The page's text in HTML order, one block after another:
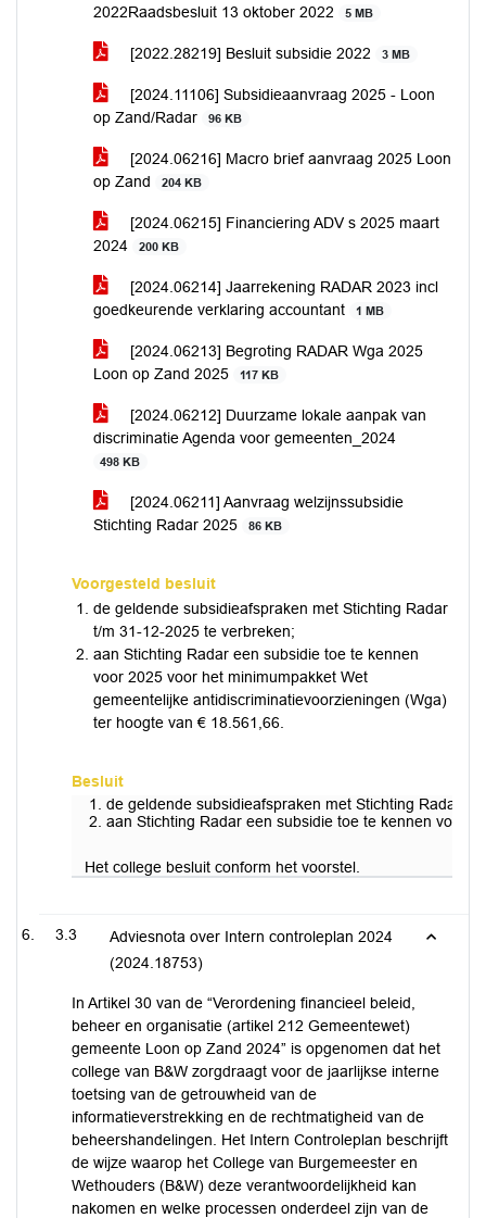
2022Raadsbesluit 13 oktober 2022
5 MB
[2022.28219] Besluit subsidie 2022 3 MB
[2024.11106] Subsidieaanvraag 2025 - Loon
op Zand/Radar
96 KB
[2024.06216] Macro brief aanvraag 2025 Loon
op Zand
204 KB
[2024.06215] Financiering ADV s 2025 maart
2024
200 KB
[2024.06214] Jaarrekening RADAR 2023 incl
goedkeurende verklaring accountant
1 MB
[2024.06213] Begroting RADAR Wga 2025
Loon op Zand 2025
117 KB
[2024.06212] Duurzame lokale aanpak van
discriminatie Agenda voor gemeenten_2024
498 KB
[2024.06211] Aanvraag welzijnssubsidie
Stichting Radar 2025
86 KB
Voorgesteld besluit
de geldende subsidieafspraken met Stichting Radar
t/m 31-12-2025 te verbreken;
aan Stichting Radar een subsidie toe te kennen
voor 2025 voor het minimumpakket Wet
gemeentelijke antidiscriminatievoorzieningen (Wga)
ter hoogte van € 18.561,66.
Besluit
de geldende subsidieafspraken met Stichting Radar t/
aan Stichting Radar een subsidie toe te kennen voor
Het college besluit conform het voorstel.
3.3
Adviesnota over Intern controleplan 2024
(2024.18753)
In Artikel 30 van de “Verordening financieel beleid,
beheer en organisatie (artikel 212 Gemeentewet)
gemeente Loon op Zand 2024” is opgenomen dat het
college van B&W zorgdraagt voor de jaarlijkse interne
toetsing van de getrouwheid van de
informatieverstrekking en de rechtmatigheid van de
beheershandelingen. Het Intern Controleplan beschrijft
de wijze waarop het College van Burgemeester en
Wethouders (B&W) deze verantwoordelijkheid kan
nakomen en welke processen onderdeel zijn van de